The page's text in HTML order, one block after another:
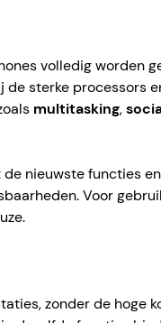
volledig worden
de sterke processors
multitasking,
nieuwste functies
Voor
zonder de hoge